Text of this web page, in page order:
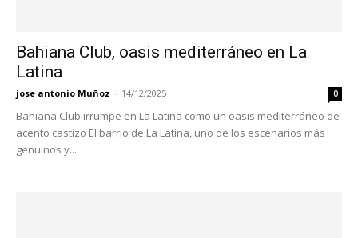
Bahiana Club, oasis mediterráneo en La
Latina
jose antonio Muñoz - 14/12/2025 0
Bahiana Club irrumpe en La Latina como un oasis mediterráneo de
acento castizo El barrio de La Latina, uno de los escenarios más
genuinos y...